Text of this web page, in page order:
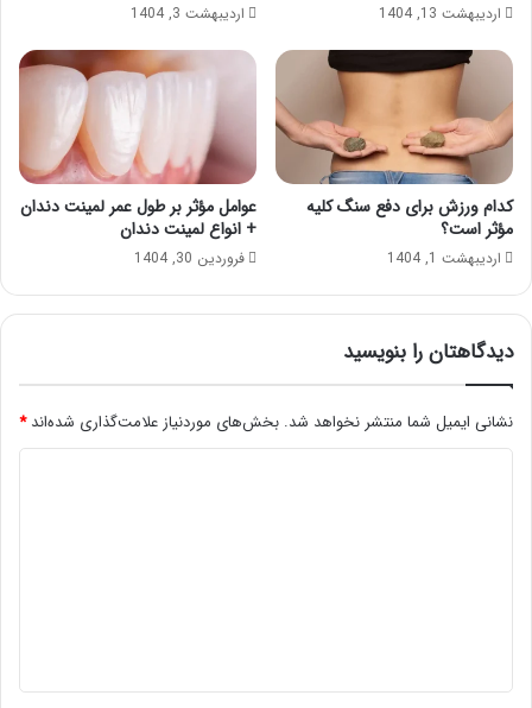
اردیبهشت 13, 1404 اردیبهشت 3, 1404
کدام ورزش برای دفع سنگ کلیه
مؤثر است؟
اردیبهشت 1, 1404
عوامل مؤثر بر طول عمر لمینت دندان
+ انواع لمینت دندان
فروردین 30, 1404
دیدگاهتان را بنویسید
نشانی ایمیل شما منتشر نخواهد شد. بخش‌های موردنیاز علامت‌گذاری شده‌اند*